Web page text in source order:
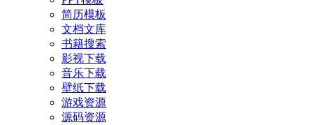
简历模板
文档文库
书籍搜索
影视下载
音乐下载
壁纸下载
游戏资源
源码资源